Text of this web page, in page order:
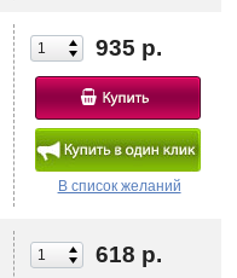
935 р.
В список желаний
618 р.